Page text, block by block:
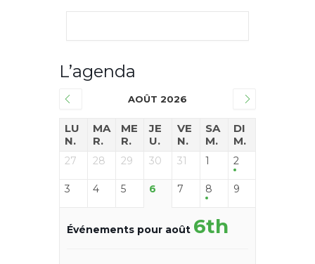
L’agenda
AOÛT 2026
LU
N.
MA
R.
ME
R.
JE
U.
VE
N.
SA
M.
DI
M.
27 28 29 30 31 1 2
3 4 5 6 7 8 9
Événements pour août 6th